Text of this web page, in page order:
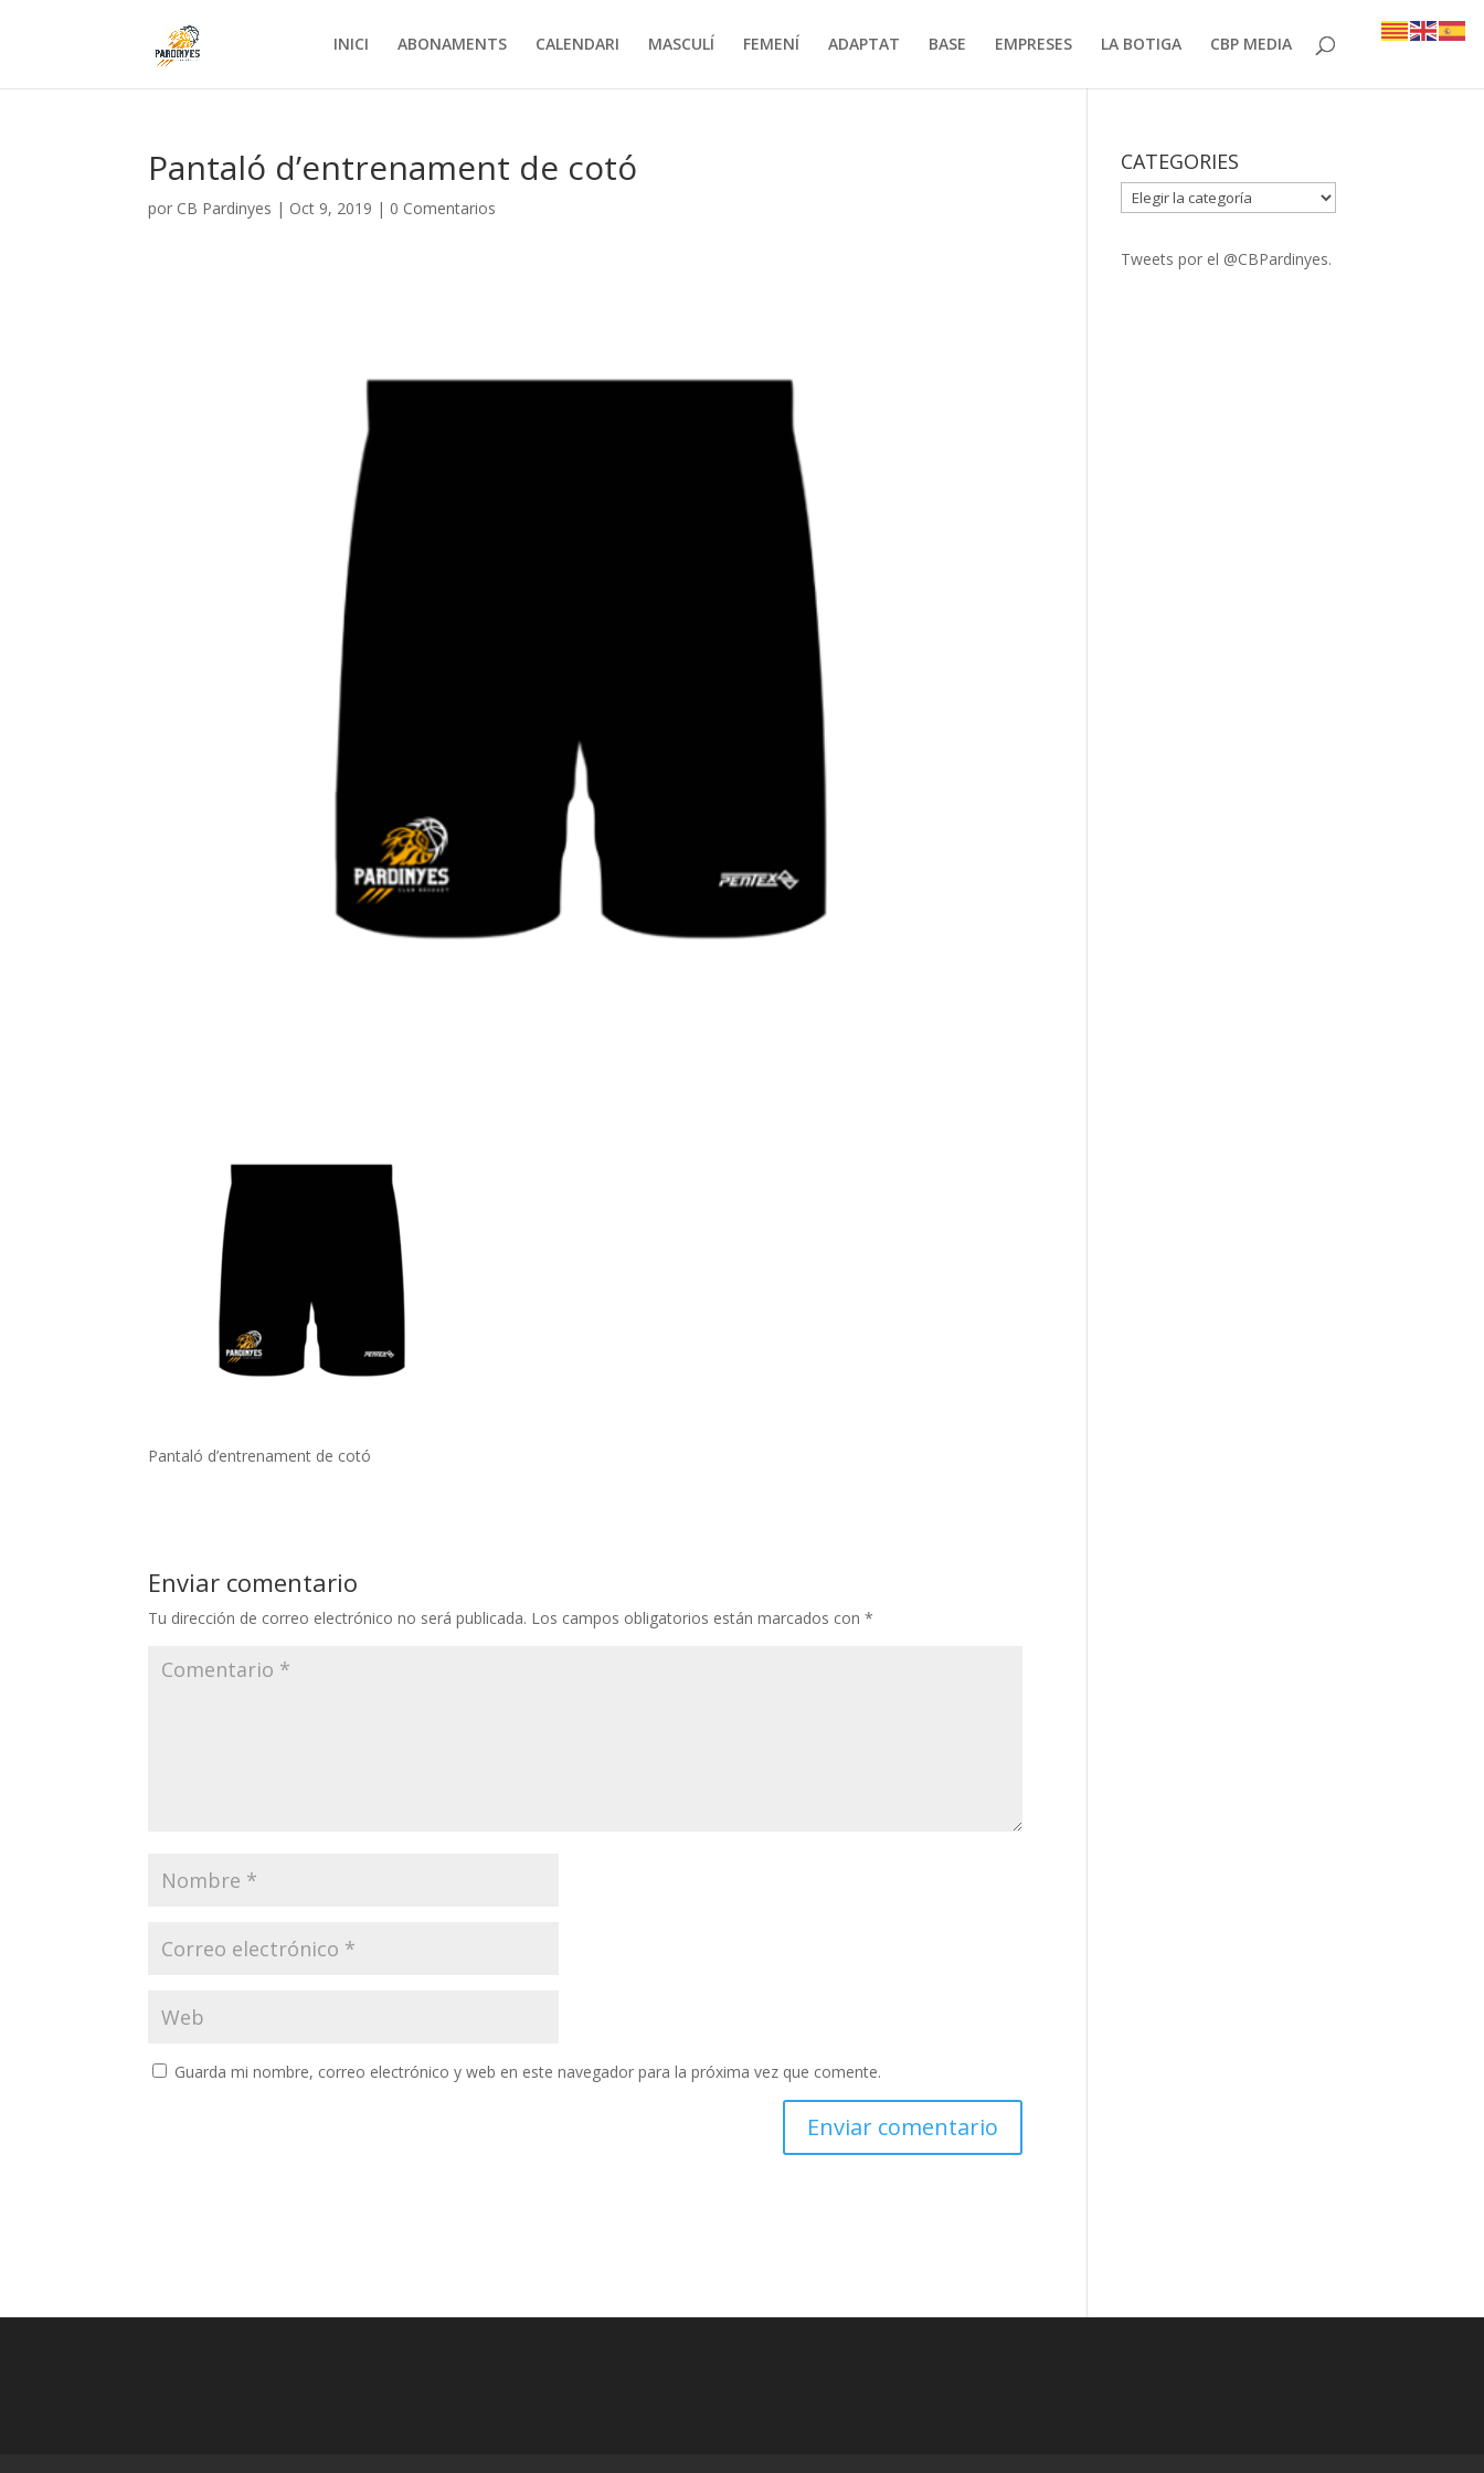
INICI ABONAMENTS CALENDARI MASCULÍ FEMENÍ ADAPTAT BASE EMPRESES LA BOTIGA CBP MEDIA
Pantaló d’entrenament de cotó
por CB Pardinyes | Oct 9, 2019 | 0 Comentarios
Pantaló d’entrenament de cotó
Enviar comentario
Tu dirección de correo electrónico no será publicada. Los campos obligatorios están marcados con*
Guarda mi nombre, correo electrónico y web en este navegador para la próxima vez que comente.
CATEGORIES
CATEGORIES
Tweets por el @CBPardinyes.